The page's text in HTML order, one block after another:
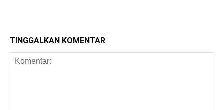
TINGGALKAN KOMENTAR